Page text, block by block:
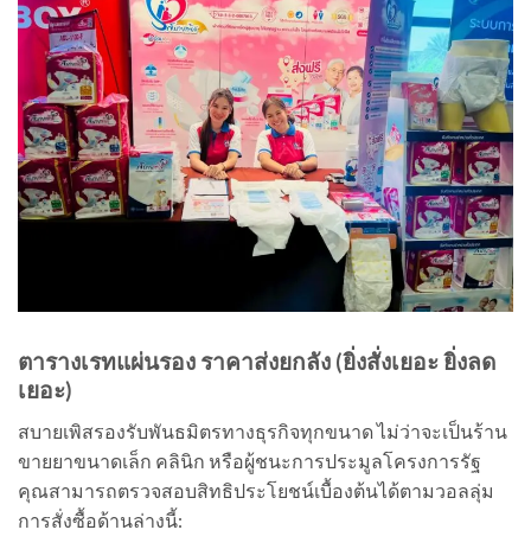
ตารางเรทแผ่นรอง ราคาส่งยกลัง (ยิ่งสั่งเยอะ ยิ่งลด
เยอะ)
สบายเพิสรองรับพันธมิตรทางธุรกิจทุกขนาด ไม่ว่าจะเป็นร้าน
ขายยาขนาดเล็ก คลินิก หรือผู้ชนะการประมูลโครงการรัฐ
คุณสามารถตรวจสอบสิทธิประโยชน์เบื้องต้นได้ตามวอลลุ่ม
การสั่งซื้อด้านล่างนี้: